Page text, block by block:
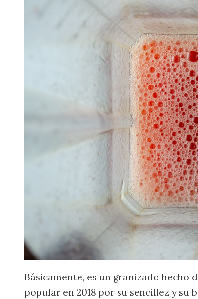
Básicamente, es un granizado hecho
popular en 2018 por su sencillez y su